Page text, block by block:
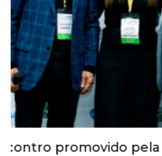
Esporte ganha